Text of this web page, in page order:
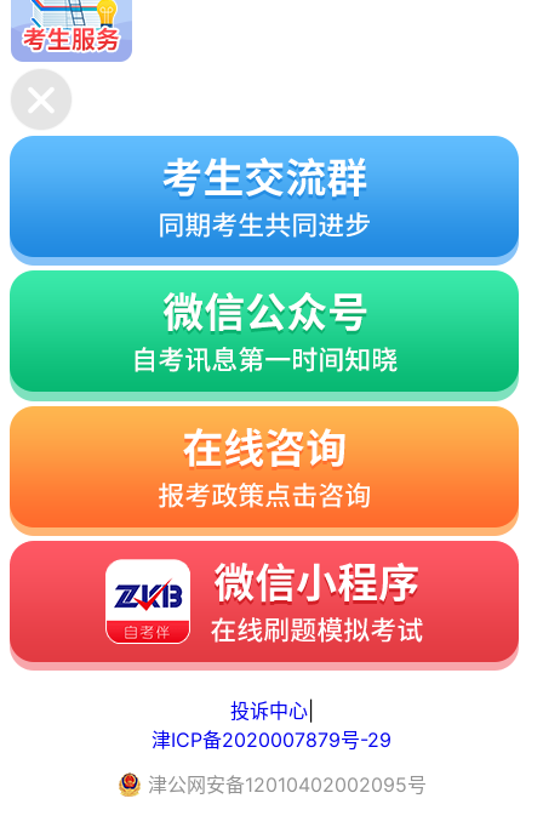

市场营销学
 简介
投诉中心|
津ICP备2020007879号-29
津公网安备12010402002095号